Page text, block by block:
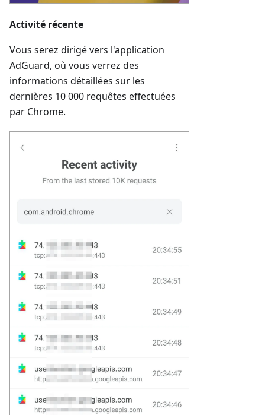
Activité récente
Vous serez dirigé vers l'application
AdGuard, où vous verrez des
informations détaillées sur les
dernières 10 000 requêtes effectuées
par Chrome.